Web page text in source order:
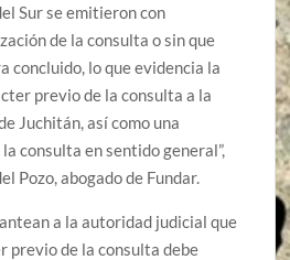
Sur se emitieron con
de la consulta o sin que
concluido, lo que evidencia la
previo de la consulta a la
Juchitán, así como una
consulta en sentido general”,
Pozo, abogado de Fundar.
a la autoridad judicial que
previo de la consulta debe